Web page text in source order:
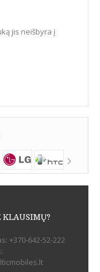
jis neišbyra į
KLAUSIMŲ?
+370-642-52-222